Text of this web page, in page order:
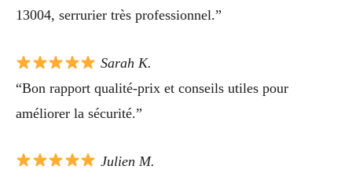
13004, serrurier très professionnel.”
Sarah K.
“Bon rapport qualité-prix et conseils utiles pour
améliorer la sécurité.”
Julien M.